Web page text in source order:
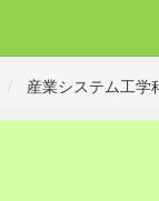
産業システム工学